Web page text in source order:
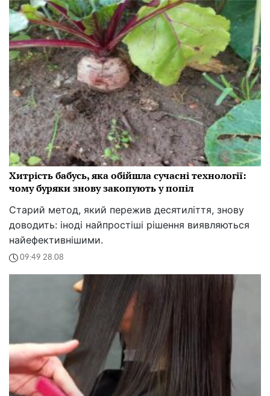
Хитрість бабусь, яка обійшла сучасні технології:
чому буряки знову закопують у попіл
Старий метод, який пережив десятиліття, знову
доводить: іноді найпростіші рішення виявляються
найефективнішими.
09:49 28.08